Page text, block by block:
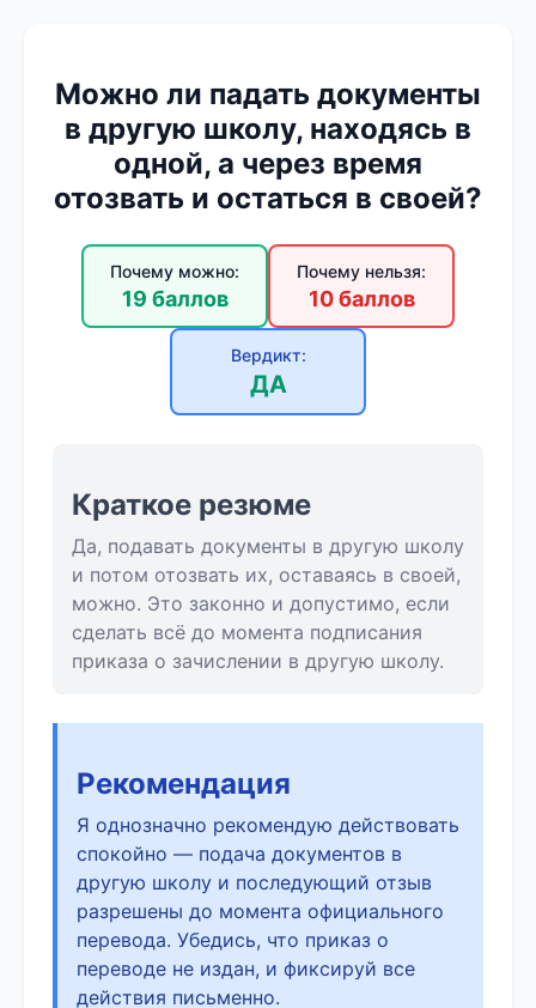
Можно ли падать документы
в другую школу, находясь в
одной, а через время
отозвать и остаться в своей?
Почему можно:
19 баллов
Почему нельзя:
10 баллов
Вердикт:
ДА
Краткое резюме
Да, подавать документы в другую школу
и потом отозвать их, оставаясь в своей,
можно. Это законно и допустимо, если
сделать всё до момента подписания
приказа о зачислении в другую школу.
Рекомендация
Я однозначно рекомендую действовать
спокойно — подача документов в
другую школу и последующий отзыв
разрешены до момента официального
перевода. Убедись, что приказ о
переводе не издан, и фиксируй все
действия письменно.